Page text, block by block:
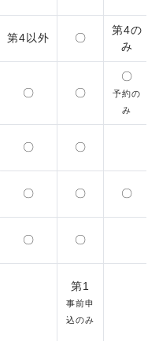
第4以外 〇
第4の
み
〇 〇
〇
予約の
み
〇 〇
〇 〇 〇
〇 〇
第1
事前申
込のみ